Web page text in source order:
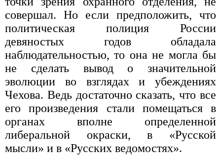
совершал. Но если предположить, что
политическая полиция России
девяностых годов обладала
наблюдательностью, то она не могла бы
не сделать вывод о значительной
эволюции во взглядах и убеждениях
Чехова. Ведь достаточно сказать, что все
его произведения стали помещаться в
органах вполне определенной
либеральной окраски, в «Русской
мысли» и в «Русских ведомостях».